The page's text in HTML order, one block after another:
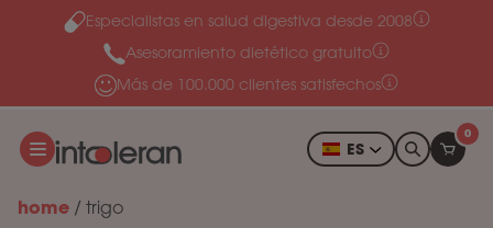
Ir al contenido
Especialistas en salud digestiva desde 2008
Asesoramiento dietético gratuito
Más de 100.000 clientes satisfechos
ES
0
home / trigo